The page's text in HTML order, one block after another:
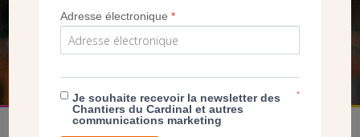
FAIRE UN DON
Adresse électronique*
Je souhaite recevoir la newsletter des
Chantiers du Cardinal et autres
communications marketing
*